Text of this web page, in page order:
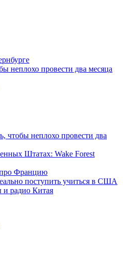
неплохо провести два месяца
чтобы неплохо провести два
Штатах: Wake Forest
про Францию
поступить учиться в США
и радио Китая